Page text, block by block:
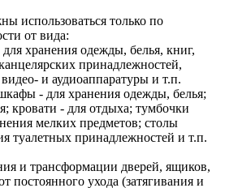
использоваться только по
от вида:
хранения одежды, белья, книг,
принадлежностей,
и аудиоаппаратуры и т.п.
- для хранения одежды, белья;
кровати - для отдыха; тумбочки
мелких предметов; столы
туалетных принадлежностей и т.п.
и трансформации дверей, ящиков,
постоянного ухода (затягивания и